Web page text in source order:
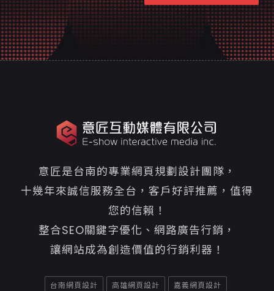
意匠是台南的專業網頁規劃設計團隊，
十幾年來誠信服務全台，客戶好評推薦，值得
您的信賴！
整合SEO關鍵字優化、網路廣告行銷，
讓網站成為創造價值的行銷利器！
台南網頁設計 高雄網頁設計 嘉義網頁設計